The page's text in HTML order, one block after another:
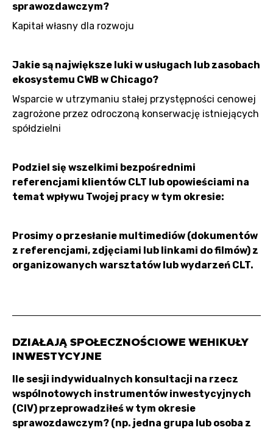
sprawozdawczym?
Kapitał własny dla rozwoju
Jakie są największe luki w usługach lub zasobach
ekosystemu CWB w Chicago?
Wsparcie w utrzymaniu stałej przystępności cenowej
zagrożone przez odroczoną konserwację istniejących
spółdzielni
Podziel się wszelkimi bezpośrednimi
referencjami klientów CLT lub opowieściami na
temat wpływu Twojej pracy w tym okresie:
Prosimy o przesłanie multimediów (dokumentów
z referencjami, zdjęciami lub linkami do filmów) z
organizowanych warsztatów lub wydarzeń CLT.
DZIAŁAJĄ SPOŁECZNOŚCIOWE WEHIKUŁY
INWESTYCYJNE
Ile sesji indywidualnych konsultacji na rzecz
wspólnotowych instrumentów inwestycyjnych
(CIV) przeprowadziłeś w tym okresie
sprawozdawczym? (np. jedna grupa lub osoba z